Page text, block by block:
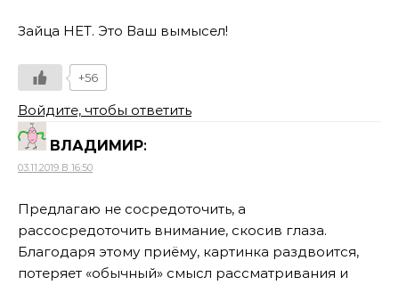
Зайца НЕТ. Это Ваш вымысел!
+56
Войдите, чтобы ответить
ВЛАДИМИР:
03.11.2019 В 16:50
Предлагаю не сосредоточить, а
рассосредоточить внимание, скосив глаза.
Благодаря этому приёму, картинка раздвоится,
потеряет «обычный» смысл рассматривания и